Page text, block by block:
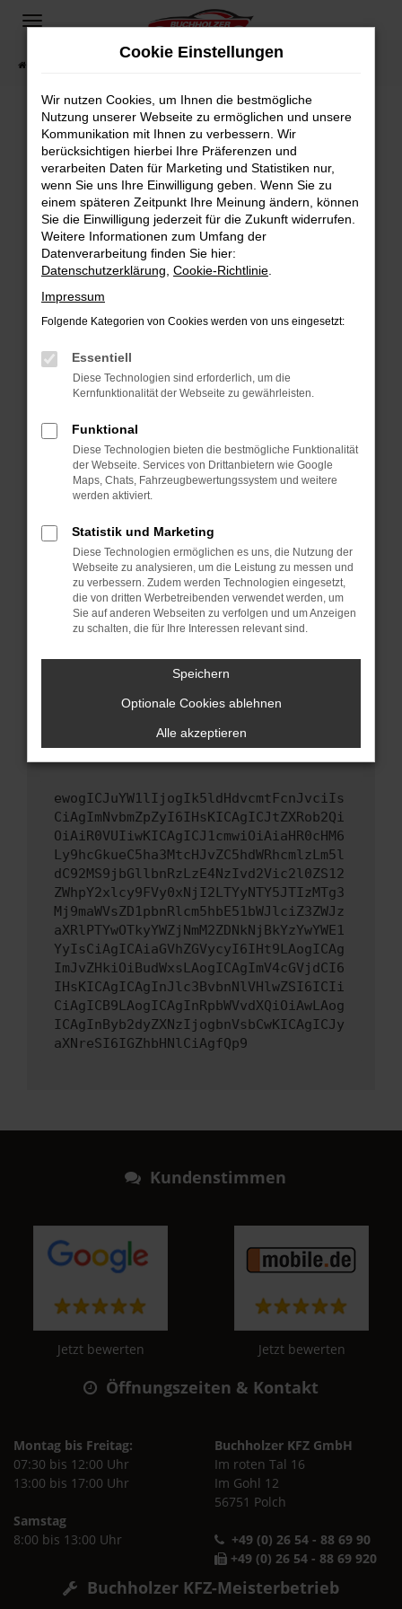
Zum
springen
Fahrzeugsuche
Fehler: Network Error
Beim Laden ist ein Fehler aufgetreten.
Hier sind ein paar Tipps, die dir helfen können:
Überprüfe deine Firewall und deine
Internetverbindung.
Laden andere Webseiten, zum Beispiel deine
Suchmaschine?
Prüfe deine Browsererweiterungen.
können das Laden bestimmter Seiten
verhindern. Funktioniert die Seite in einem
anderen Browser oder in einem privaten
Starte dein Gerät neu.
Das kann manchmal helfen, vorübergehende
Probleme zu beheben.
Betriebssystem auf dem neuesten Stand
sind.
Veraltete Software birgt nicht nur ein
Sicherheitsrisiko, sondern kann auch dazu
führen, dass bestimmte Funktionen nicht mehr
unterstützt werden.
Wende dich an den Webseitenbetreiber.
Wenn du alle oben genannten Schritte versucht
hast, kontaktiere uns bitte. Wir werden
versuchen, das Problem zu beheben. Du kannst
uns diesen Text schicken, um uns bei der
ewogICJuYW1lIjogIk5ldHdvcmtFcnJvciIs
CiAgImNvbmZpZyI6IHsKICAgICJtZXRob2Qi
OiAiR0VUIiwKICAgICJ1cmwiOiAiaHR0cHM6
Ly9hcGkueC5ha3MtcHJvZC5hdWRhcmlzLm5l
dC92MS9jbGllbnRzLzE4NzIvd2Vic2l0ZS12
ZWhpY2xlcy9FVy0xNjI2LTYyNTY5JTIzMTg3
Mj9maWVsZD1pbnRlcm5hbE51bWJlciZ3ZWJz
aXRlPTYwOTkyYWZjNmM2ZDNkNjBkYzYwYWE1
YyIsCiAgICAiaGVhZGVycyI6IHt9LAogICAg
ImJvZHkiOiBudWxsLAogICAgImV4cGVjdCI6
IHsKICAgICAgInJlc3BvbnNlVHlwZSI6ICIi
CiAgICB9LAogICAgInRpbWVvdXQiOiAwLAog
ICAgInByb2dyZXNzIjogbnVsbCwKICAgICJy
aXNreSI6IGZhbHNlCiAgfQp9
Kundenstimmen
Jetzt bewerten Jetzt bewerten
Öffnungszeiten & Kontakt
Montag bis Freitag:
07:30 bis 12:00 Uhr
13:00 bis 17:00 Uhr
Samstag
8:00 bis 13:00 Uhr
Buchholzer KFZ GmbH
Im roten Tal 16
Im Gohl 12
56751 Polch
+49 (0) 26 54 - 88 69 90
+49 (0) 26 54 - 88 69 920
Buchholzer KFZ-Meisterbetrieb
Cookie Einstellungen
Wir nutzen Cookies, um Ihnen die bestmögliche
Nutzung unserer Webseite zu ermöglichen und unsere
Kommunikation mit Ihnen zu verbessern. Wir
berücksichtigen hierbei Ihre Präferenzen und
verarbeiten Daten für Marketing und Statistiken nur,
wenn Sie uns Ihre Einwilligung geben. Wenn Sie zu
einem späteren Zeitpunkt Ihre Meinung ändern, können
Sie die Einwilligung jederzeit für die Zukunft widerrufen.
Weitere Informationen zum Umfang der
Datenverarbeitung finden Sie hier:
Datenschutzerklärung Cookie-Richtlinie
Impressum
Folgende Kategorien von Cookies werden von uns eingesetzt:
Essentiell
Diese Technologien sind erforderlich, um die
Kernfunktionalität der Webseite zu gewährleisten.
Funktional
Diese Technologien bieten die bestmögliche Funktionalität
der Webseite. Services von Drittanbietern wie Google
Maps, Chats, Fahrzeugbewertungssystem und weitere
werden aktiviert.
Statistik und Marketing
Diese Technologien ermöglichen es uns, die Nutzung der
Webseite zu analysieren, um die Leistung zu messen und
zu verbessern. Zudem werden Technologien eingesetzt,
die von dritten Werbetreibenden verwendet werden, um
Sie auf anderen Webseiten zu verfolgen und um Anzeigen
zu schalten, die für Ihre Interessen relevant sind.
Speichern
Optionale Cookies ablehnen
Alle akzeptieren